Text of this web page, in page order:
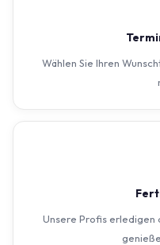
Wählen Sie Ihren
Unsere Profis erledigen